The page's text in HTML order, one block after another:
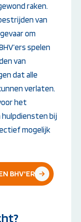
raken.
van
om
spelen
van
dat alle
verlaten.
het
bij
mogelijk
BHV'ER